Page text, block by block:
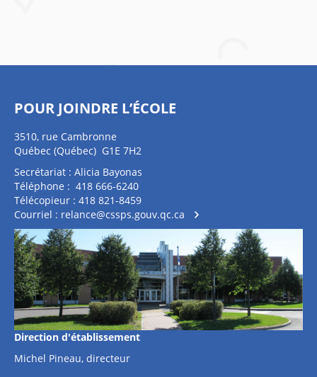
POUR JOINDRE L’ÉCOLE
3510, rue Cambronne
Québec (Québec) G1E 7H2
Secrétariat : Alicia Bayonas
Téléphone : 418 666-6240
Télécopieur : 418 821-8459
Courriel : relance@cssps.gouv.qc.ca
Direction d'établissement
Michel Pineau, directeur